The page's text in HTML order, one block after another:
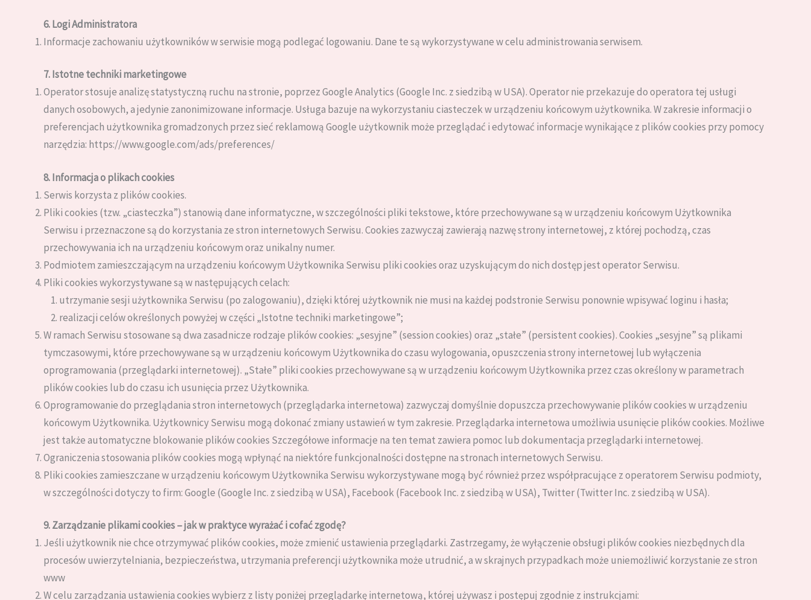
6. Logi Administratora
Informacje zachowaniu użytkowników w serwisie mogą podlegać logowaniu. Dane te są wykorzystywane w celu administrowania serwisem.
7. Istotne techniki marketingowe
Operator stosuje analizę statystyczną ruchu na stronie, poprzez Google Analytics (Google Inc. z siedzibą w USA). Operator nie przekazuje do operatora tej usługi
danych osobowych, a jedynie zanonimizowane informacje. Usługa bazuje na wykorzystaniu ciasteczek w urządzeniu końcowym użytkownika. W zakresie informacji o
preferencjach użytkownika gromadzonych przez sieć reklamową Google użytkownik może przeglądać i edytować informacje wynikające z plików cookies przy pomocy
narzędzia: https://www.google.com/ads/preferences/
8. Informacja o plikach cookies
Serwis korzysta z plików cookies.
Pliki cookies (tzw. „ciasteczka”) stanowią dane informatyczne, w szczególności pliki tekstowe, które przechowywane są w urządzeniu końcowym Użytkownika
Serwisu i przeznaczone są do korzystania ze stron internetowych Serwisu. Cookies zazwyczaj zawierają nazwę strony internetowej, z której pochodzą, czas
przechowywania ich na urządzeniu końcowym oraz unikalny numer.
Podmiotem zamieszczającym na urządzeniu końcowym Użytkownika Serwisu pliki cookies oraz uzyskującym do nich dostęp jest operator Serwisu.
Pliki cookies wykorzystywane są w następujących celach:
utrzymanie sesji użytkownika Serwisu (po zalogowaniu), dzięki której użytkownik nie musi na każdej podstronie Serwisu ponownie wpisywać loginu i hasła;
realizacji celów określonych powyżej w części „Istotne techniki marketingowe”;
W ramach Serwisu stosowane są dwa zasadnicze rodzaje plików cookies: „sesyjne” (session cookies) oraz „stałe” (persistent cookies). Cookies „sesyjne” są plikami
tymczasowymi, które przechowywane są w urządzeniu końcowym Użytkownika do czasu wylogowania, opuszczenia strony internetowej lub wyłączenia
oprogramowania (przeglądarki internetowej). „Stałe” pliki cookies przechowywane są w urządzeniu końcowym Użytkownika przez czas określony w parametrach
plików cookies lub do czasu ich usunięcia przez Użytkownika.
Oprogramowanie do przeglądania stron internetowych (przeglądarka internetowa) zazwyczaj domyślnie dopuszcza przechowywanie plików cookies w urządzeniu
końcowym Użytkownika. Użytkownicy Serwisu mogą dokonać zmiany ustawień w tym zakresie. Przeglądarka internetowa umożliwia usunięcie plików cookies. Możliwe
jest także automatyczne blokowanie plików cookies Szczegółowe informacje na ten temat zawiera pomoc lub dokumentacja przeglądarki internetowej.
Ograniczenia stosowania plików cookies mogą wpłynąć na niektóre funkcjonalności dostępne na stronach internetowych Serwisu.
Pliki cookies zamieszczane w urządzeniu końcowym Użytkownika Serwisu wykorzystywane mogą być również przez współpracujące z operatorem Serwisu podmioty,
w szczególności dotyczy to firm: Google (Google Inc. z siedzibą w USA), Facebook (Facebook Inc. z siedzibą w USA), Twitter (Twitter Inc. z siedzibą w USA).
9. Zarządzanie plikami cookies – jak w praktyce wyrażać i cofać zgodę?
Jeśli użytkownik nie chce otrzymywać plików cookies, może zmienić ustawienia przeglądarki. Zastrzegamy, że wyłączenie obsługi plików cookies niezbędnych dla
procesów uwierzytelniania, bezpieczeństwa, utrzymania preferencji użytkownika może utrudnić, a w skrajnych przypadkach może uniemożliwić korzystanie ze stron
www
W celu zarządzania ustawienia cookies wybierz z listy poniżej przeglądarkę internetową, której używasz i postępuj zgodnie z instrukcjami: